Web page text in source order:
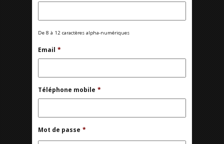
De 8 à 12 caractères alpha-numériques
Email *
Téléphone mobile *
Mot de passe *